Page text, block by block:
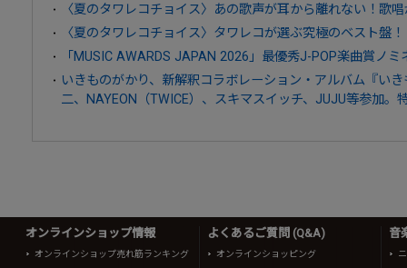
〈夏のタワレコチョイス〉あの歌声が耳から離れない！歌
〈夏のタワレコチョイス〉タワレコが選ぶ究極のベスト盤！
「MUSIC AWARDS JAPAN 2026」最優秀J-POP楽曲賞ノミ
いきものがかり、新解釈コラボレーション・アルバム『い
二、NAYEON（TWICE）、スキマスイッチ、JUJU等参加。
オンラインショップ情報
オンラインショップ売れ筋ランキング
よくあるご質問 (Q&A)
オンラインショッピング
音